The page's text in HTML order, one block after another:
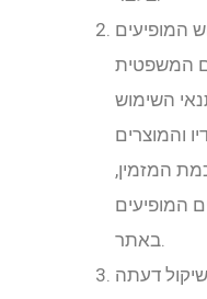
המופיעים
המשפטית
השימוש
והמוצרים
המזמין,
המופיעים
דעתה